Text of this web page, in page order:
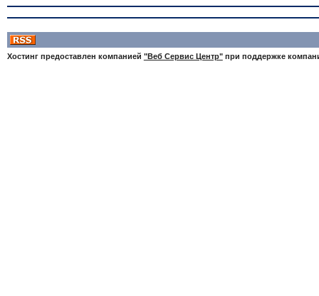
Хостинг предоставлен компанией "Веб Сервис Центр"при поддержке